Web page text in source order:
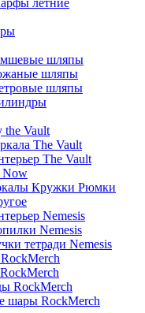
летние
шляпы
шляпы
шляпы
the Vault
The Vault
The Vault
Now
Кружки Рюмки
Nemesis
Nemesis
тетради Nemesis
RockMerch
шары RockMerch